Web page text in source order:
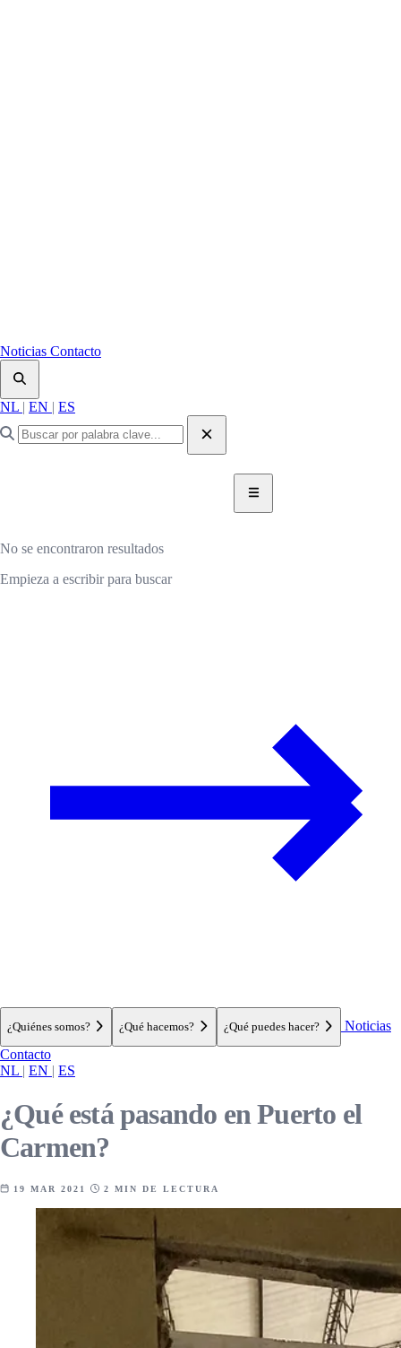
Noticias Contacto
NL | EN | ES
No se encontraron resultados
Empieza a escribir para buscar
¿Quiénes somos? ¿Qué hacemos? ¿Qué puedes hacer?
Noticias
Contacto
NL | EN | ES
¿Qué está pasando en Puerto el
Carmen?
19 MAR 2021 2 MIN DE LECTURA